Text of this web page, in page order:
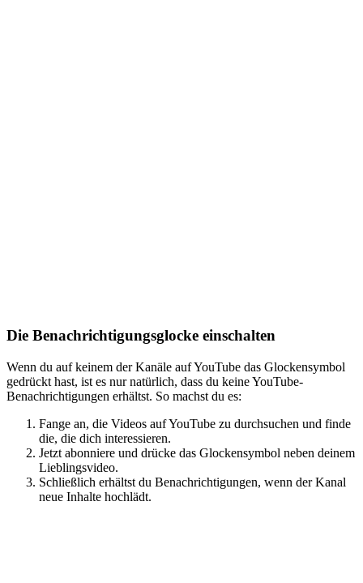
Die Benachrichtigungsglocke einschalten
Wenn du auf keinem der Kanäle auf YouTube das Glockensymbol
gedrückt hast, ist es nur natürlich, dass du keine YouTube-
Benachrichtigungen erhältst. So machst du es:
Fange an, die Videos auf YouTube zu durchsuchen und finde
die, die dich interessieren.
Jetzt abonniere und drücke das Glockensymbol neben deinem
Lieblingsvideo.
Schließlich erhältst du Benachrichtigungen, wenn der Kanal
neue Inhalte hochlädt.